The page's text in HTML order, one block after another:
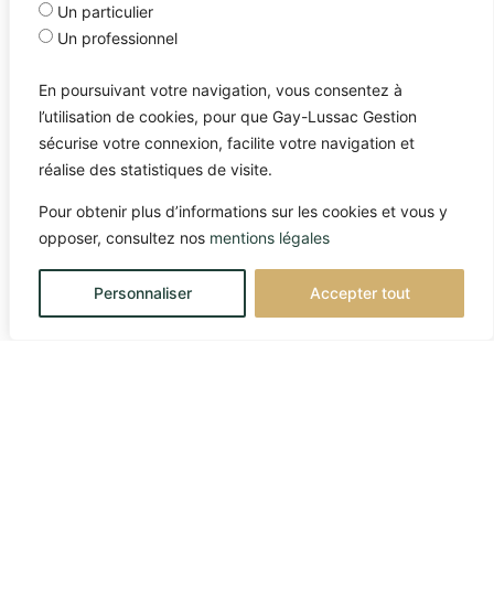
Un particulier
Un professionnel
En poursuivant votre navigation, vous consentez à
l’utilisation de cookies, pour que Gay-Lussac Gestion
sécurise votre connexion, facilite votre navigation et
réalise des statistiques de visite.
Pour obtenir plus d’informations sur les cookies et vous y
opposer, consultez nos mentions légales
Personnaliser Accepter tout